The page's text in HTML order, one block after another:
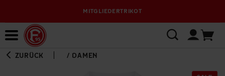
MITGLIEDERTRIKOT
ZURÜCK / DAMEN